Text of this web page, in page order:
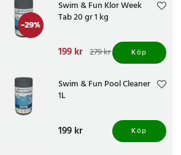
-29%
Swim & Fun Klor Week
Tab 20 gr 1 kg
Nuvarande pris
Tidigare pris 279 kr
199 kr 279 kr Köp
Swim & Fun Pool Cleaner
1L
Pris :199 kr
199 kr Köp